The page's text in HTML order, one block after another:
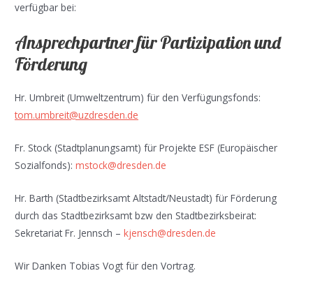
verfügbar bei:
Ansprechpartner für Partizipation und
Förderung
Hr. Umbreit (Umweltzentrum) für den Verfügungsfonds:
tom.umbreit@uzdresden.de
Fr. Stock (Stadtplanungsamt) für Projekte ESF (Europäischer
Sozialfonds):mstock@dresden.de
Hr. Barth (Stadtbezirksamt Altstadt/Neustadt) für Förderung
durch das Stadtbezirksamt bzw den Stadtbezirksbeirat:
Sekretariat Fr. Jennsch –kjensch@dresden.de
Wir Danken Tobias Vogt für den Vortrag.